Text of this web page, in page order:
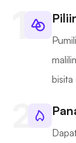
bisita